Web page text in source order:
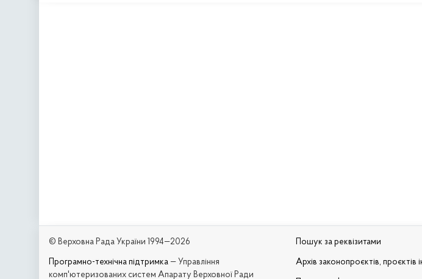
© Верховна Рада України 1994—2026
Програмно-технічна підтримка — Управління
комп'ютеризованих систем Апарату Верховної Ради
Пошук за реквізитами
Архів законопроєктів, проєктів